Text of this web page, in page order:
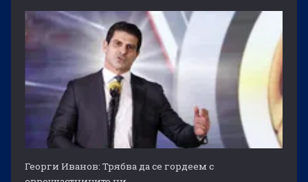
Георги Иванов: Трябва да се гордеем с